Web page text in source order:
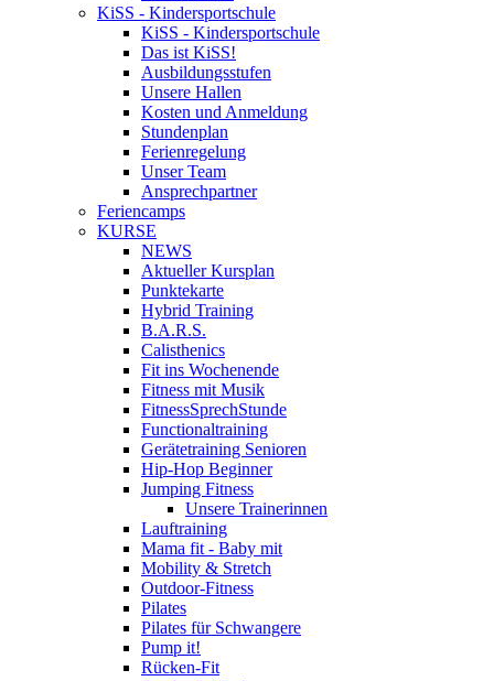
KiSS - Kindersportschule
KiSS - Kindersportschule
Das ist KiSS!
Ausbildungsstufen
Unsere Hallen
Kosten und Anmeldung
Stundenplan
Ferienregelung
Unser Team
Ansprechpartner
Feriencamps
KURSE
NEWS
Aktueller Kursplan
Punktekarte
Hybrid Training
B.A.R.S.
Calisthenics
Fit ins Wochenende
Fitness mit Musik
FitnessSprechStunde
Functionaltraining
Gerätetraining Senioren
Hip-Hop Beginner
Jumping Fitness
Unsere Trainerinnen
Lauftraining
Mama fit - Baby mit
Mobility & Stretch
Outdoor-Fitness
Pilates
Pilates für Schwangere
Pump it!
Rücken-Fit